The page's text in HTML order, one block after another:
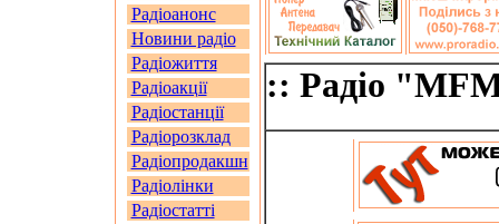
Радіоанонс
Новини радіо
Радіожиття
Радіоакції
Радіостанції
Радіорозклад
Радіопродакшн
Радіолінки
Радіостатті
:: Радіо